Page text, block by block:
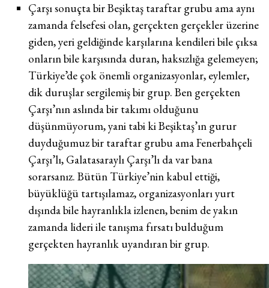
Çarşı sonuçta bir Beşiktaş taraftar grubu ama aynı
zamanda felsefesi olan, gerçekten gerçekler üzerine
giden, yeri geldiğinde karşılarına kendileri bile çıksa
onların bile karşısında duran, haksızlığa gelemeyen;
Türkiye’de çok önemli organizasyonlar, eylemler,
dik duruşlar sergilemiş bir grup. Ben gerçekten
Çarşı’nın aslında bir takımı olduğunu
düşünmüyorum, yani tabi ki Beşiktaş’ın gurur
duyduğumuz bir taraftar grubu ama Fenerbahçeli
Çarşı’lı, Galatasaraylı Çarşı’lı da var bana
sorarsanız. Bütün Türkiye’nin kabul ettiği,
büyüklüğü tartışılamaz, organizasyonları yurt
dışında bile hayranlıkla izlenen, benim de yakın
zamanda lideri ile tanışma fırsatı bulduğum
gerçekten hayranlık uyandıran bir grup.